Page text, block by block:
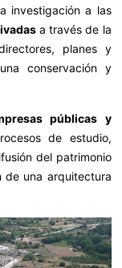
investigación a las
a través de la
planes y
conservación y
públicas y
de estudio,
del patrimonio
de una arquitectura